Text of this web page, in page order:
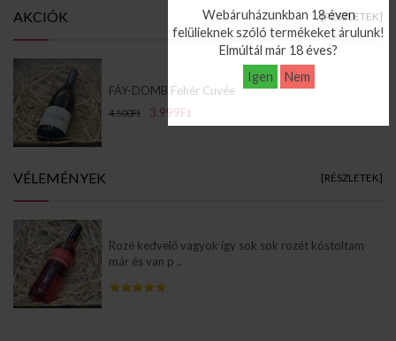
Webáruházunkban 18 éven
felülieknek szóló termékeket árulunk!
Elmúltál már 18 éves?
Igen
Nem
AKCIÓK [RÉSZLETEK]
FÁY-DOMB Fehér Cuvée
4.500Ft 3.999Ft
VÉLEMÉNYEK [RÉSZLETEK]
Rozé kedvelő vagyok így sok sok rozét kóstoltam
már és van p ..